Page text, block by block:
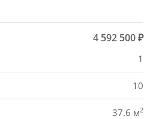
4 592 500 ₽
1
10
37.6 м2